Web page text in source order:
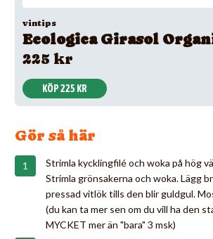
vintips
Ecologica Girasol
225 kr
KÖP 225 KR
Gör så här
Strimla kycklingfilé och woka på hög
Strimla grönsakerna och woka. Lägg
pressad vitlök tills den blir guldgul.
(du kan ta mer sen om du vill ha den
MYCKET mer än "bara" 3 msk)